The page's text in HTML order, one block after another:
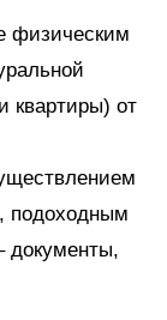
физическим
квартиры) от
подоходным
документы,